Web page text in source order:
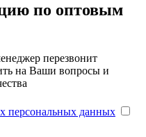
по оптовым
перезвонит
на Ваши вопросы и
персональных данных